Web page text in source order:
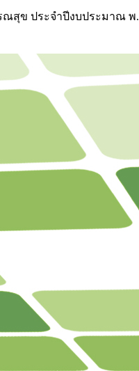
ประจำปีงบประมาณ พ.ศ